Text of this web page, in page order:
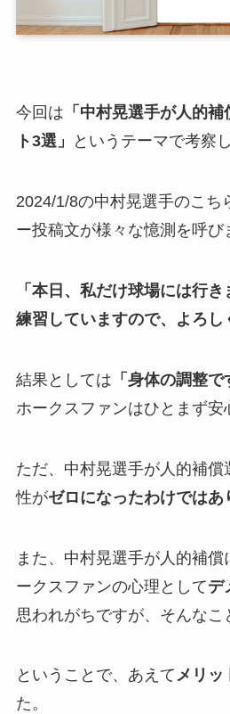
今回は 「中村晃選手が人的
ト3選」
というテーマで考察
2024/1/8の中村晃選手のこち
ー投稿文が様々な憶測を呼び
「本日、私だけ球場には行
練習していますので、よろし
結果としては 「身体の調整で
ホークスファンはひとまず安
ただ、中村晃選手が人的補
性がゼロになったわけではあ
また、中村晃選手が人的補
ークスファンの心理としてデ
思われがちですが、そんなこ
ということで、あえてメリッ
た。